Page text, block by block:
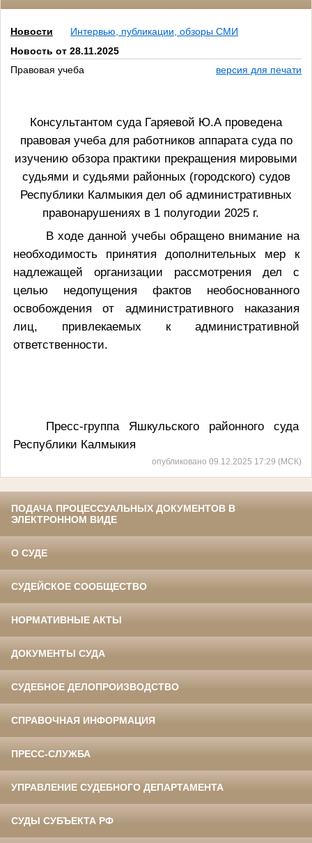
Новости
Интервью, публикации, обзоры СМИ
Новость от 28.11.2025
Правовая учеба
версия для печати
Консультантом суда Гаряевой Ю.А проведена
правовая учеба для работников аппарата суда по
изучению обзора практики прекращения мировыми
судьями и судьями районных (городского) судов
Республики Калмыкия дел об административных
правонарушениях в 1 полугодии 2025 г.
Входе данной учебы обращено внимание на
необходимость принятия дополнительных мер к
надлежащей организации рассмотрения дел с
целью недопущения фактов необоснованного
освобождения от административного наказания
лиц, привлекаемых к административной
ответственности.
Пресс-группа Яшкульского районного суда
Республики Калмыкия
опубликовано 09.12.2025 17:29 (МСК)
ПОДАЧА ПРОЦЕССУАЛЬНЫХ ДОКУМЕНТОВ В
ЭЛЕКТРОННОМ ВИДЕ
О СУДЕ
СУДЕЙСКОЕ СООБЩЕСТВО
НОРМАТИВНЫЕ АКТЫ
ДОКУМЕНТЫ СУДА
СУДЕБНОЕ ДЕЛОПРОИЗВОДСТВО
СПРАВОЧНАЯ ИНФОРМАЦИЯ
ПРЕСС-СЛУЖБА
УПРАВЛЕНИЕ СУДЕБНОГО ДЕПАРТАМЕНТА
СУДЫ СУБЪЕКТА РФ